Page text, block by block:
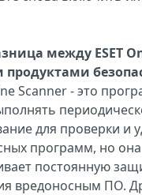
между ESET
Scanner - это
для проверки и
программ, но
постоянную
вредоносным ПО.